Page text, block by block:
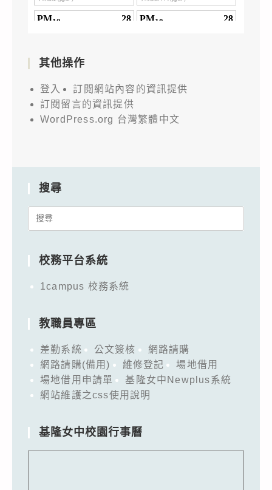
其他操作
登入
訂閱網站內容的資訊提供
訂閱留言的資訊提供
WordPress.org 台灣繁體中文
搜尋
Search
校務平台系統
1campus 校務系統
教職員專區
差勤系統 公文簽核
網路請購
網路請購(備用)
維修登記
場地借用
場地借用申請單
基隆女中Newplus系統
網站維護之css使用說明
基隆女中校園行事曆